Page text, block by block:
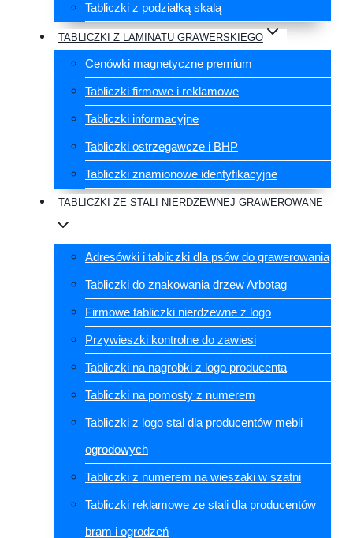
Tabliczki z podziałką skalą
TABLICZKI Z LAMINATU GRAWERSKIEGO
Cenówki magnetyczne premium
Tabliczki firmowe i reklamowe
Tabliczki informacyjne
Tabliczki ostrzegawcze i BHP
Tabliczki znamionowe identyfikacyjne
TABLICZKI ZE STALI NIERDZEWNEJ GRAWEROWANE
Adresówki i tabliczki dla psów do grawerowania
Tabliczki do znakowania drzew Arbotag
Firmowe tabliczki nierdzewne z logo
Przywieszki kontrolne do zawiesi
Tabliczki na nagrobki z logo producenta
Tabliczki na pomosty z numerem
Tabliczki z logo stal dla producentów mebli
ogrodowych
Tabliczki z numerem na wieszaki w szatni
Tabliczki reklamowe ze stali dla producentów
bram i ogrodzeń